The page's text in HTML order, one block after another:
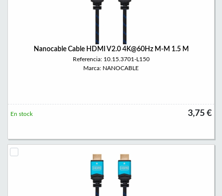
Nanocable Cable HDMI V2.0 4K@60Hz M-M 1.5 M
Referencia: 10.15.3701-L150
Marca: NANOCABLE
3,75 €
En stock